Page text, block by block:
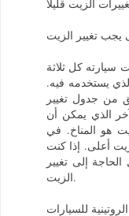
يجب تغيير الزيت
سيارته كل ثلاثة
يستخدمه فيه.
من جدول تغيير
الذي يمكن أن
هو المناخ. في
أعلى. إذا كنت
إلى تغيير
الزيت.
للسيارات